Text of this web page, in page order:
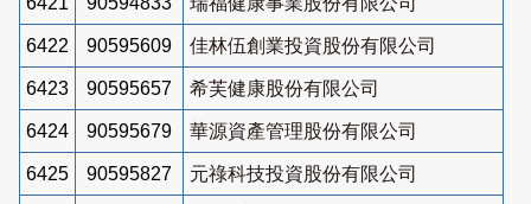
6422 90595609 佳林伍創業投資股份有限公司
6423 90595657 希芙健康股份有限公司
6424 90595679 華源資產管理股份有限公司
6425 90595827 元祿科技投資股份有限公司